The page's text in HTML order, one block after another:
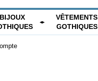
BIJOUX
VÊTEMENTS
GOTHIQUES